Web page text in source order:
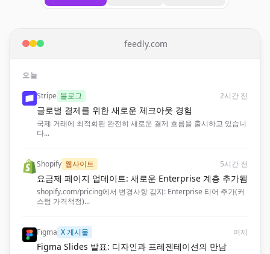
feedly.com
오늘
Stripe 블로그 2시간 전
글로벌 결제를 위한 새로운 체크아웃 경험
국제 거래에 최적화된 완전히 새로운 결제 흐름을 출시하고 있습니
다...
Shopify 웹사이트 5시간 전
요금제 페이지 업데이트: 새로운 Enterprise 계층 추가됨
shopify.com/pricing에서 변경사항 감지: Enterprise 티어 추가(커
스텀 가격책정)...
Figma X 게시물 어제
Figma Slides 발표: 디자인과 프레젠테이션의 만남